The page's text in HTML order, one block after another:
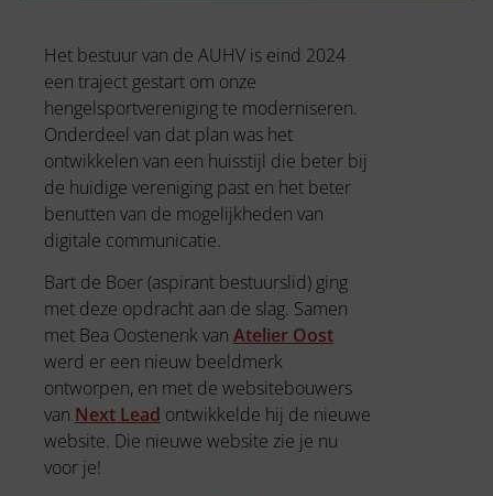
Het bestuur van de AUHV is eind 2024
een traject gestart om onze
hengelsportvereniging te moderniseren.
Onderdeel van dat plan was het
ontwikkelen van een huisstijl die beter bij
de huidige vereniging past en het beter
benutten van de mogelijkheden van
digitale communicatie.
Bart de Boer (aspirant bestuurslid) ging
met deze opdracht aan de slag. Samen
met Bea Oostenenk van Atelier Oost
werd er een nieuw beeldmerk
ontworpen, en met de websitebouwers
van Next Lead ontwikkelde hij de nieuwe
website. Die nieuwe website zie je nu
voor je!